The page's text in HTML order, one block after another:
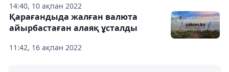
14:40, 10 ақпан 2022
11:42, 16 ақпан 2022
Қарағандыда жалған валюта
айырбастаған алаяқ ұсталды